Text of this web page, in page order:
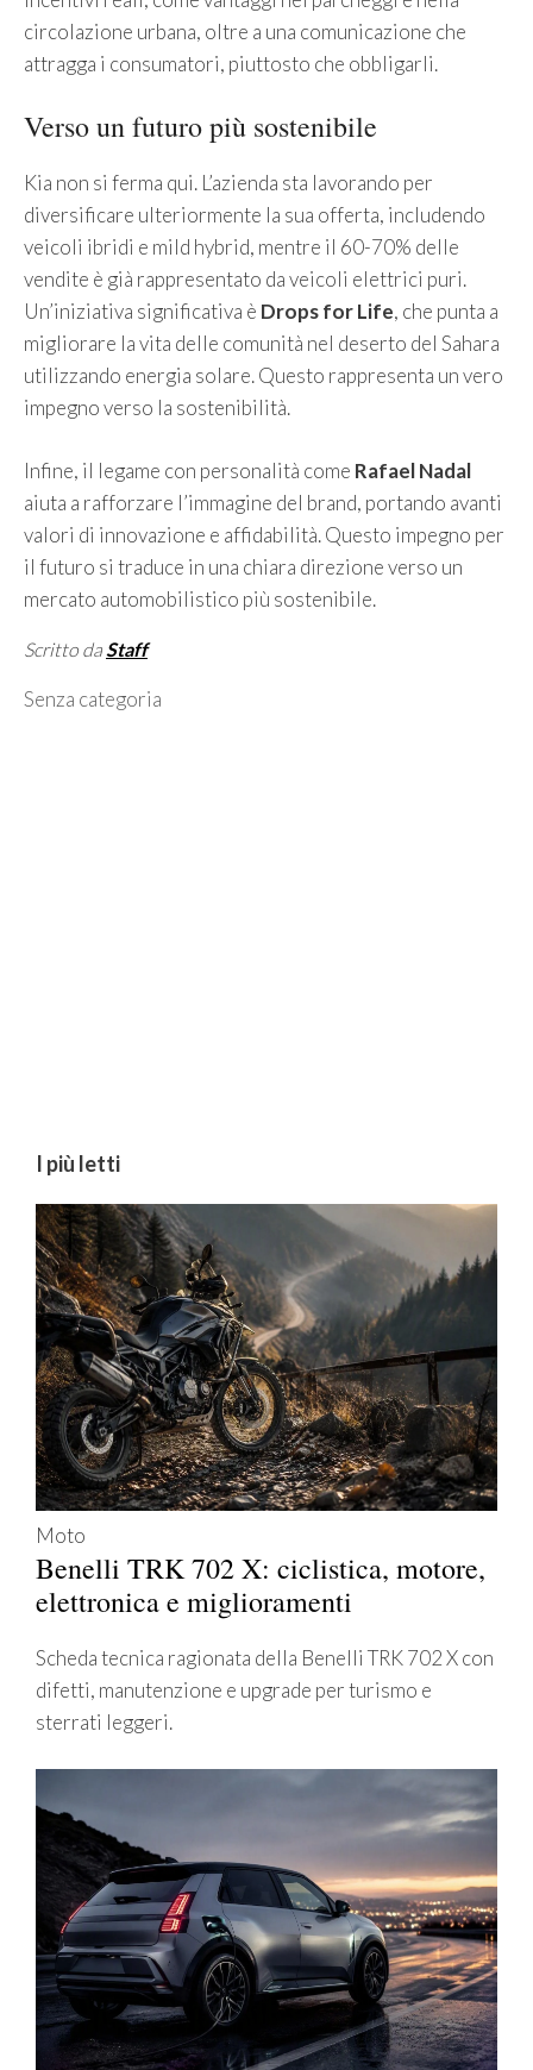
circolazione urbana, oltre a una comunicazione che
attragga i consumatori, piuttosto che obbligarli.
Verso un futuro più sostenibile
Kia non si ferma qui. L’azienda sta lavorando per
diversificare ulteriormente la sua offerta, includendo
veicoli ibridi e mild hybrid, mentre il 60-70% delle
vendite è già rappresentato da veicoli elettrici puri.
Un’iniziativa significativa è Drops for Life, che punta a
migliorare la vita delle comunità nel deserto del Sahara
utilizzando energia solare. Questo rappresenta un vero
impegno verso la sostenibilità.
Infine, il legame con personalità come Rafael Nadal
aiuta a rafforzare l’immagine del brand, portando avanti
valori di innovazione e affidabilità. Questo impegno per
il futuro si traduce in una chiara direzione verso un
mercato automobilistico più sostenibile.
Scritto da Staff
Categorie
Senza categoria
I più letti
Moto
Benelli TRK 702 X: ciclistica, motore,
elettronica e miglioramenti
Scheda tecnica ragionata della Benelli TRK 702 X con
difetti, manutenzione e upgrade per turismo e
sterrati leggeri.